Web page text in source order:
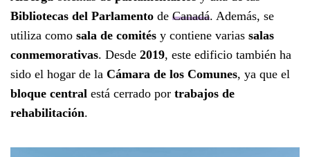
Bibliotecas del Parlamento de Canadá. Además, se
utiliza como sala de comités y contiene varias salas
conmemorativas. Desde 2019, este edificio también ha
sido el hogar de la Cámara de los Comunes, ya que el
bloque central está cerrado por trabajos de
rehabilitación.